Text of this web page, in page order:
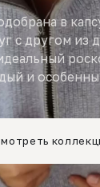
в
с другом из
и